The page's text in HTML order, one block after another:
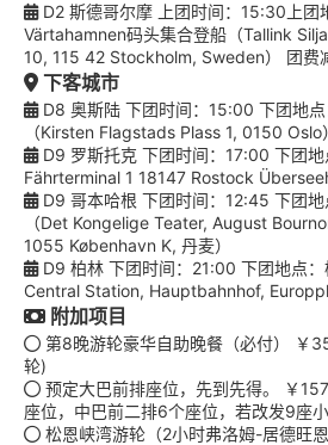
D2 斯德哥尔摩 上团时间：15:30上团
Värtahamnen码头集合登船（Tallink
10, 115 42 Stockholm, Sweden） 团费
下客城市
D8 奥斯陆 下团时间：15:00 下团地
（Kirsten Flagstads Plass 1, 0150
D9 罗斯托克 下团时间：17:00 下团
Fährterminal 1 18147 Rostock
D9 哥本哈根 下团时间：12:45 下团地
（Det Kongelige Teater, August
1055 København K, 丹麦）
D9 柏林 下团时间：21:00 下团地点：
Central Station, Hauptbahnhof,
附加项目
第8晚游轮豪华自助晚餐（必付） ￥
轮)
预定大巴前排座位，先到先得。 ￥
座位，中巴前二排6个座位，若改发9座
松恩峡湾游轮（2小时弗洛姆-居德旺恩